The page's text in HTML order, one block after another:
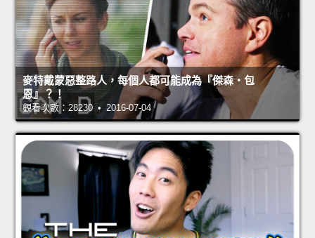
麥特戴蒙惡整路人，每個人都可能成為『傑森‧包
恩』？！
觀看次數：28230 • 2016-07-04